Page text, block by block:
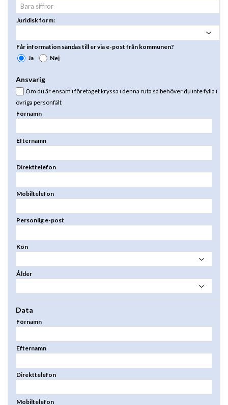
Juridisk form:
Får information sändas till er via e-post från kommunen?
Ja
Nej
Ansvarig
Om du är ensam i företaget kryssa i denna ruta så behöver du inte fylla i
övriga personfält
Förnamn
Efternamn
Direkttelefon
Mobiltelefon
Personlig e-post
Kön
Ålder
Data
Förnamn
Efternamn
Direkttelefon
Mobiltelefon